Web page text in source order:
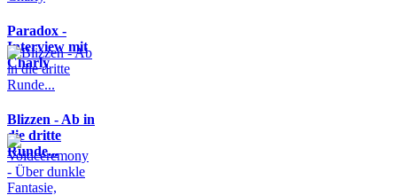
Paradox -
Interview mit
Charly
Blizzen - Ab in
die dritte
Runde...